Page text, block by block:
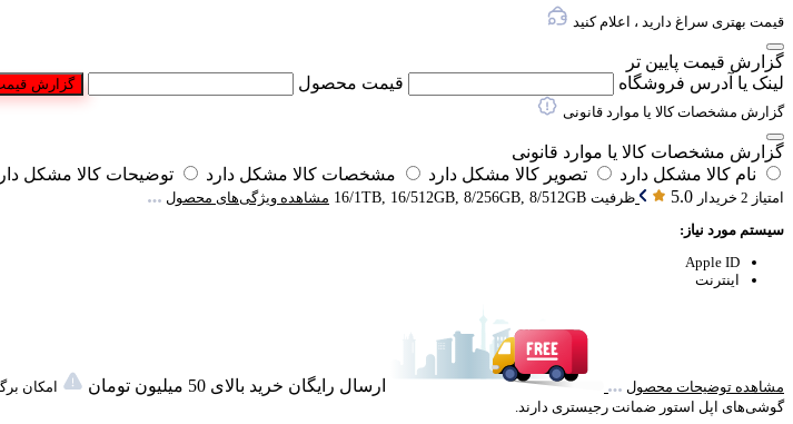
قیمت بهتری سراغ دارید ، اعلام کنید
گزارش قیمت پایین تر
لینک یا آدرس فروشگاه
قیمت محصول
گزارش
گزارش مشخصات کالا یا موارد قانونی
گزارش مشخصات کالا یا موارد قانونی
نام کالا مشکل دارد
تصویر کالا مشکل دارد مشخصات کالا مشکل دارد توضیحات کالا مشکل
امتیاز 2 خریدار
5.0 ظرفیت 16/1TB, 16/512GB, 8/256GB, 8/512GB مشاهده ویژگی‌های محصول
سیستم مورد نیاز:
Apple ID
اینترنت
مشاهده توضیحات محصول ارسال رایگان خرید بالای 50 میلیون تومان
امکان
گوشی‌های اپل استور ضمانت رجیستری دارند.